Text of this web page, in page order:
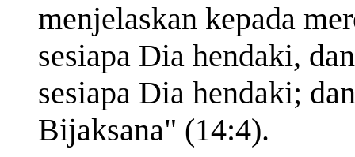
menjelaskan kepada
sesiapa Dia hendaki,
sesiapa Dia hendaki;
Bijaksana" (14:4).